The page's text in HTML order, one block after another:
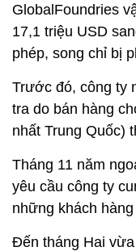
GlobalFoundries
17,1 triệu USD
phép, song chỉ bị
Trước đó, công ty
tra do bán hàng
nhất Trung Quốc)
Tháng 11 năm
yêu cầu công ty
những khách
Đến tháng Hai